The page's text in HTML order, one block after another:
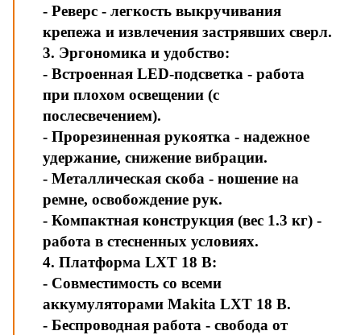
- Реверс - легкость выкручивания
крепежа и извлечения застрявших сверл.
3. Эргономика и удобство:
- Встроенная LED-подсветка - работа
при плохом освещении (с
послесвечением).
- Прорезиненная рукоятка - надежное
удержание, снижение вибрации.
- Металлическая скоба - ношение на
ремне, освобождение рук.
- Компактная конструкция (вес 1.3 кг) -
работа в стесненных условиях.
4. Платформа LXT 18 В:
- Совместимость со всеми
аккумуляторами Makita LXT 18 В.
- Беспроводная работа - свобода от